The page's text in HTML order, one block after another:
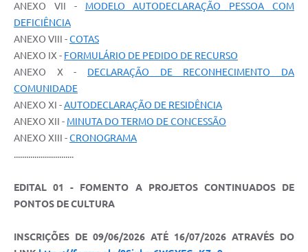
ANEXO VII - MODELO AUTODECLARAÇÃO PESSOA COM
DEFICIÊNCIA
ANEXO VIII -COTAS
ANEXO IX - FORMULÁRIO DE PEDIDO DE RECURSO
ANEXO X - DECLARAÇÃO DE RECONHECIMENTO DA
COMUNIDADE
ANEXO XI -AUTODECLARAÇÃO DE RESIDÊNCIA
ANEXO XII - MINUTA DO TERMO DE CONCESSÃO
ANEXO XIII -CRONOGRAMA
.............................
EDITAL 01 - FOMENTO A PROJETOS CONTINUADOS DE
PONTOS DE CULTURA
INSCRIÇÕES DE 09/06/2026 ATÉ 16/07/2026 ATRAVÉS DO